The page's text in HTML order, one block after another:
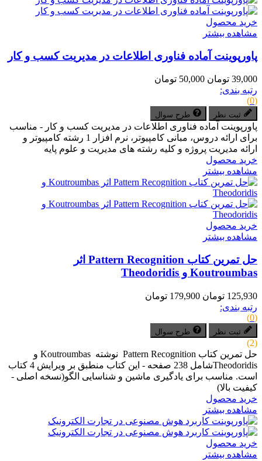
خرید محصول
مشاهده بیشتر
پاورپوینت آماده فناوری اطلاعات در مدیریت کسب و کار
39,000 تومان
50,000 تومان
رتبه بندی:
(0)
ثبت نظر طرح سوال
پاورپوینت آماده فناوری اطلاعات در مدیریت کسب و کار - مناسب
برای ارائه دروس، مبانی کامپیوتر، نرم افزار 1 رشته کامپیوتر و
ارائه مدیریت پروژه و کلیه رشته های مدیریت و علوم پایه
خرید محصول
مشاهده بیشتر
خرید محصول
مشاهده بیشتر
حل تمرین کتاب Pattern Recognition اثر
Koutroumbas و Theodoridis
125,930 تومان
179,900 تومان
رتبه بندی:
(0)
ثبت نظر طرح سوال
(2)
حل تمرین کتاب Pattern Recognition نوشته Koutroumbas و
Theodoridisشامل 238 صفحه - این کتاب منطبق بر ویرایش 4 کتاب
است. مناسب برای یادگیری ماشین و شناسایی الگو(نسخه اصلی -
کیفیت بالا)
خرید محصول
مشاهده بیشتر
خرید محصول
مشاهده بیشتر